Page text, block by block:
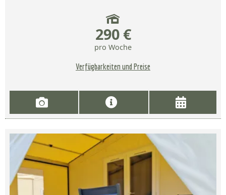
290 €
pro Woche
Verfügbarkeiten und Preise